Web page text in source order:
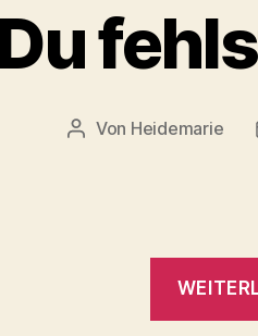
Du
Beitragsautor
Von Heidemarie